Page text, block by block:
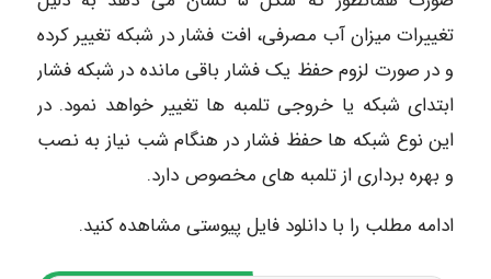
تغییرات میزان آب مصرفی، افت فشار در شبکه تغییر کرده
و در صورت لزوم حفظ یک فشار باقی مانده در شبکه فشار
ابتدای شبکه یا خروجی تلمبه ها تغییر خواهد نمود. در
این نوع شبکه ها حفظ فشار در هنگام شب نیاز به نصب
و بهره برداری از تلمبه های مخصوص دارد.
ادامه مطلب را با دانلود فایل پیوستی مشاهده کنید.